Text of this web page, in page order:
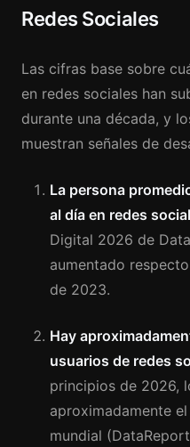
Redes Sociales
Las cifras base sobre
en redes sociales han
durante una década, y
muestran señales de
La persona
al día en redes
Digital 2026 de
aumentado
de 2023.
Hay
usuarios de redes
principios de 2026,
aproximadamente
mundial